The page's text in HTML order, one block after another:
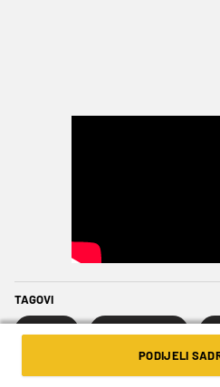
TAGOVI
Hajduk Hajduk juniori
NK Osijek PSG
PODIJELI